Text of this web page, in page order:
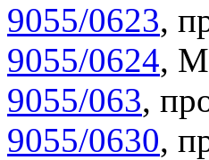
9055/0623,
9055/0624,
9055/063,
9055/0630,